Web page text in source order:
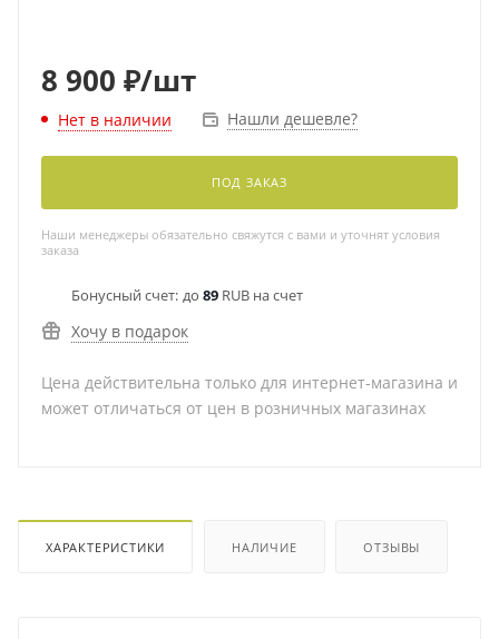
8 900 ₽/шт
Нет в наличии Нашли дешевле?
ПОД ЗАКАЗ
Наши менеджеры обязательно свяжутся с вами и уточнят условия
заказа
Бонусный счет: до 89 RUB на счет
Хочу в подарок
Цена действительна только для интернет-магазина и
может отличаться от цен в розничных магазинах
ХАРАКТЕРИСТИКИ НАЛИЧИЕ ОТЗЫВЫ